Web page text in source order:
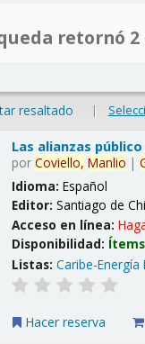
retornó
resaltado |
Las alianzas
porCoviello, Manlio |
Idioma:Español
Editor:Santiago de
Acceso en línea:
Disponibilidad:
Listas: Caribe-Energía
Hacer reserva